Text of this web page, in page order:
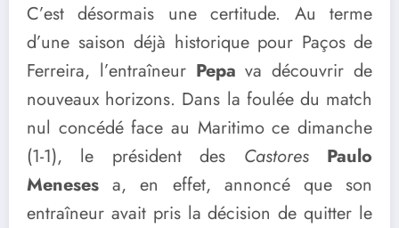
C’est désormais une certitude. Au terme
d’une saison déjà historique pour Paços de
Ferreira, l’entraîneur Pepa va découvrir de
nouveaux horizons. Dans la foulée du match
nul concédé face au Maritimo ce dimanche
(1-1), le président des Castores
Paulo
Menesesa, en effet, annoncé que son
entraîneur avait pris la décision de quitter le